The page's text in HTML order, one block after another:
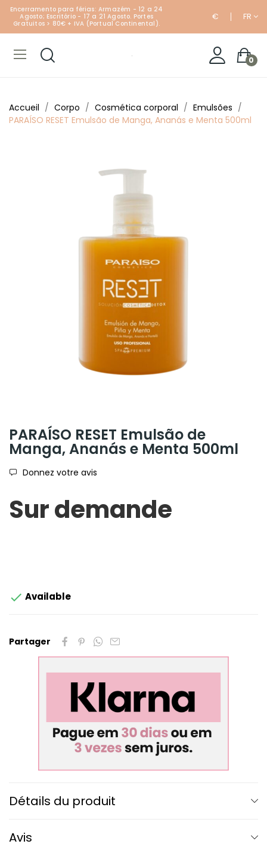
Encerramento para férias: Armazém - 12 a 24
Agosto; Escritório - 17 a 21 Agosto. Portes
Gratuitos > 80€ + IVA (Portual Continental).
€ FR
0
Accueil Corpo Cosmética corporal
Emulsões
PARAÍSO RESET Emulsão de Manga, Ananás e Menta 500ml
PARAÍSO RESET Emulsão de
Manga, Ananás e Menta 500ml
Donnez votre avis
Sur demande
 Available
Partager
Détails du produit
Avis